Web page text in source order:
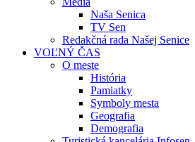
Naša Senica
TV Sen
Redakčná rada Našej Senice
VOĽNÝ ČAS
O meste
História
Pamiatky
Symboly mesta
Geografia
Demografia